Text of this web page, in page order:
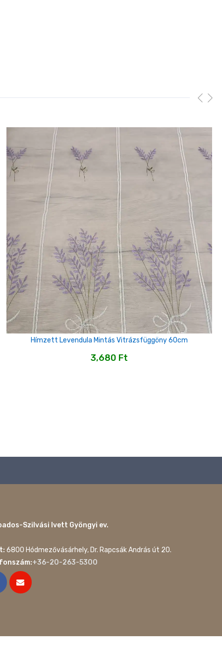
Hímzett Levendula Mintás Vitrázsfüggöny 60cm
3,680 Ft
Szilvási Ivett Gyöngyi ev.
6800 Hódmezővásárhely, Dr. Rapcsák András út 20.
+36-20-263-5300